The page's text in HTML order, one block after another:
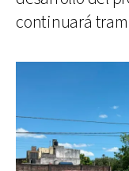
continuará